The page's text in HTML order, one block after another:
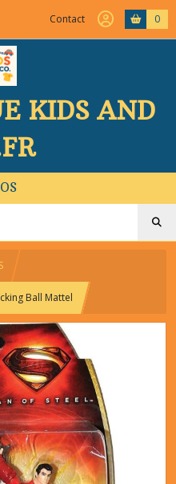
Contact 0
KIDS AND
Ball Mattel